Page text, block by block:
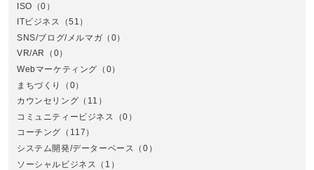
ISO （0）
ITビジネス
（51）
SNS/ブログ/メルマガ （0）
VR/AR
（0）
Webマーケティング （0）
まちづくり
（0）
カウンセリング （11）
コミュニティービジネス
（0）
コーチング （117）
システム開発/データーベース （0）
ソーシャルビジネス
（1）